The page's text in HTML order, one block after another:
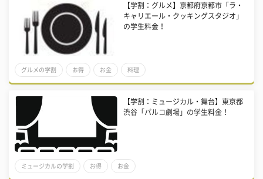
【学割：グルメ】京都府京都市「ラ・
キャリエール・クッキングスタジオ」
の学生料金！
グルメの学割 お得 お金 料理
【学割：ミュージカル・舞台】東京都
渋谷「パルコ劇場」の学生料金！
ミュージカルの学割 お得 お金